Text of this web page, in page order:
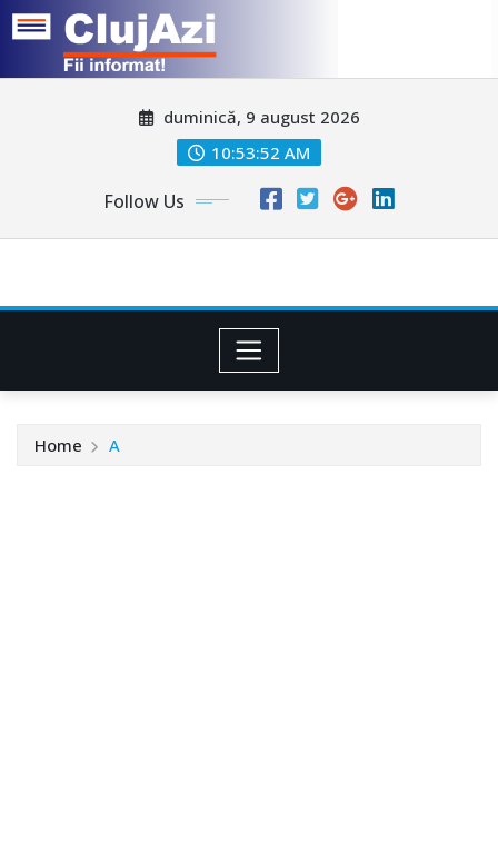
duminică, 9 august 2026
10:53:55 AM
Follow Us
Home A